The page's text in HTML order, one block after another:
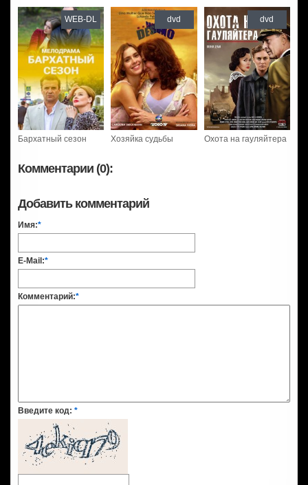
Бархатный сезон
WEB-DL
Хозяйка судьбы
dvd
Охота на гауляйтера
dvd
Комментарии (0):
Добавить комментарий
Имя:*
E-Mail:*
Комментарий:*
Введите код: *